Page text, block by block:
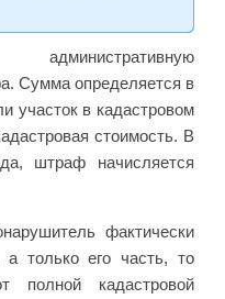
Сумма определяется в
участок в кадастровом
стоимость. В
штраф начисляется
фактически
только его часть, то
полной кадастровой